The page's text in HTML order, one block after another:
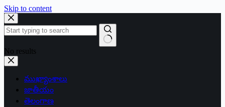
Skip to content
No results
ముఖ్యాంశాలు
జాతీయం
తెలంగాణ